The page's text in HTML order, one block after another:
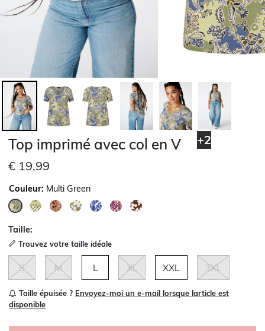
+2
Top imprimé avec col en V
€ 19,99
Couleur: Multi Green
Taille:
Trouvez votre taille idéale
S M L XL XXL 3XL
Taille épuisée ? Envoyez-moi un e-mail lorsque larticle est
disponible